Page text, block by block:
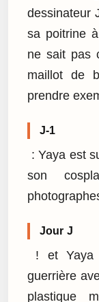
dessinateur
sa poitrine
ne sait pas
maillot de
prendre
J-1
: Yaya est
son
Jour J
! et Yaya
guerrière
plastique